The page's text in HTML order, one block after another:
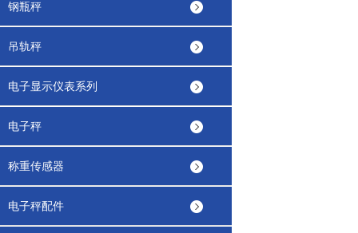
钢瓶秤
吊轨秤
电子显示仪表系列
电子秤
称重传感器
电子秤配件